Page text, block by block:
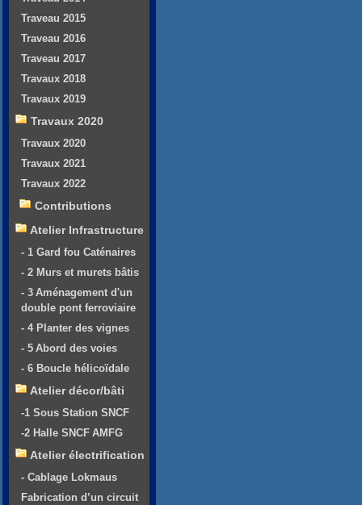
Traveau 2015
Traveau 2016
Traveau 2017
Travaux 2018
Travaux 2019
Travaux 2020
Travaux 2020
Travaux 2021
Travaux 2022
Contributions
Atelier Infrastructure
- 1 Gard fou Caténaires
- 2 Murs et murets bâtis
- 3 Aménagement d'un
double pont ferroviaire
- 4 Planter des vignes
- 5 Abord des voies
- 6 Boucle hélicoïdale
Atelier décor/bâti
-1 Sous Station SNCF
-2 Halle SNCF AMFG
Atelier électrification
- Cablage Lokmaus
Fabrication d’un circuit